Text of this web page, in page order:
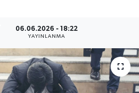
06.06.2026 - 18:22
YAYINLANMA